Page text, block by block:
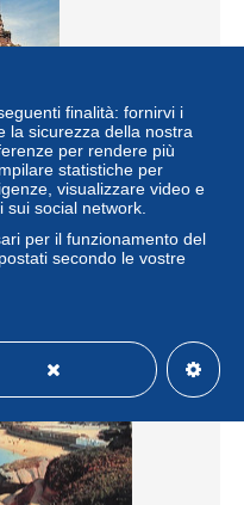
CALVAIRE
5,90 € -15%
finalità: fornirvi i
la sicurezza della nostra
per rendere più
statistiche per
visualizzare video e
social network.
per il funzionamento del
secondo le vostre